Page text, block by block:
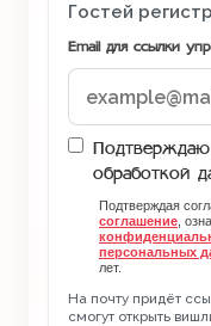
Гостей
Email для ссылки
обработкой
Подтверждая
соглашение ,
персональных
лет.
На почту придёт
смогут открыть